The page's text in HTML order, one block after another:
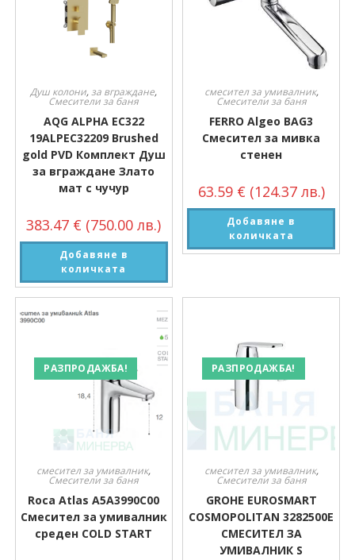
Душ колони,за вграждане,
Смесители за баня
AQG ALPHA EC322
19ALPEC32209 Brushed
gold PVD Комплект Душ
за вграждане Злато
мат с чучур
383.47 € (750.00 лв.)
Добавяне в
количката
смесител за умивалник,
Смесители за баня
FERRO Algeo BAG3
Смесител за мивка
стенен
63.59 € (124.37 лв.)
Добавяне в
количката
РАЗПРОДАЖБА!
смесител за умивалник,
Смесители за баня
Roca Atlas A5A3990C00
Смесител за умивалник
среден COLD START
РАЗПРОДАЖБА!
смесител за умивалник,
Смесители за баня
GROHE EUROSMART
COSMOPOLITAN 3282500E
СМЕСИТЕЛ ЗА
УМИВАЛНИК S